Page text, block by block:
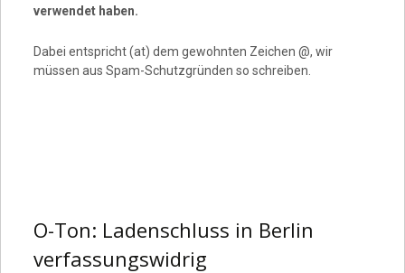
verwendet haben.
Dabei entspricht (at) dem gewohnten Zeichen @, wir
müssen aus Spam-Schutzgründen so schreiben.
O-Ton: Ladenschluss in Berlin
verfassungswidrig